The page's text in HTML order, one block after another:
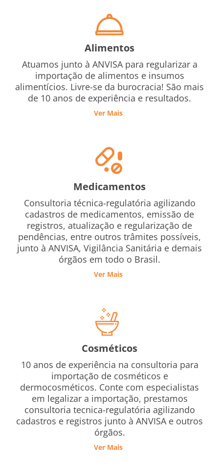
Alimentos
Atuamos junto à ANVISA para regularizar a
importação de alimentos e insumos
alimentícios. Livre-se da burocracia! São mais
de 10 anos de experiência e resultados.
Ver Mais
Medicamentos
Consultoria técnica-regulatória agilizando
cadastros de medicamentos, emissão de
registros, atualização e regularização de
pendências, entre outros trâmites possíveis,
junto à ANVISA, Vigilância Sanitária e demais
órgãos em todo o Brasil.
Ver Mais
Cosméticos
10 anos de experiência na consultoria para
importação de cosméticos e
dermocosméticos. Conte com especialistas
em legalizar a importação, prestamos
consultoria tecnica-regulatória agilizando
cadastros e registros junto à ANVISA e outros
órgãos.
Ver Mais